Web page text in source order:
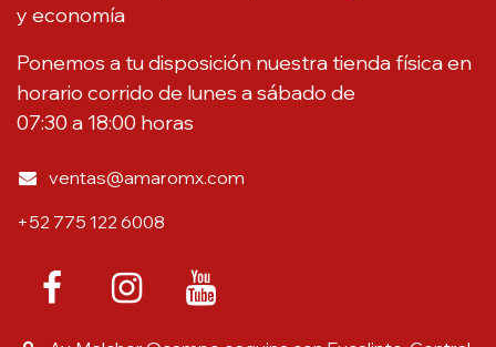
y economía
Ponemos a tu disposición nuestra tienda física en
horario corrido de lunes a sábado de
07:30 a 18:00 horas
ventas@amaromx.com
+52 775 122 6008